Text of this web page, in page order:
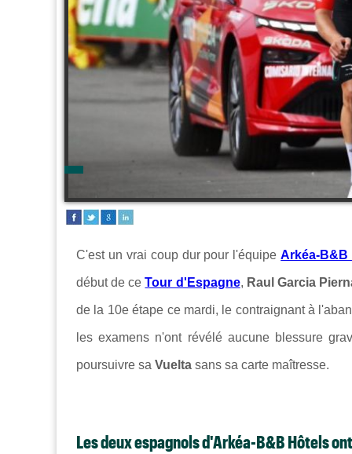
C'est un vrai coup dur pour l'équipeArkéa-B&B
début de ceTour d'Espagne, Raul Garcia
de la 10e étape ce mardi, le contraignant à
les examens n'ont révélé aucune blessure
poursuivre sa Vuelta sans sa carte maîtresse.
Les deux espagnols d'Arkéa-B&B Hôtels